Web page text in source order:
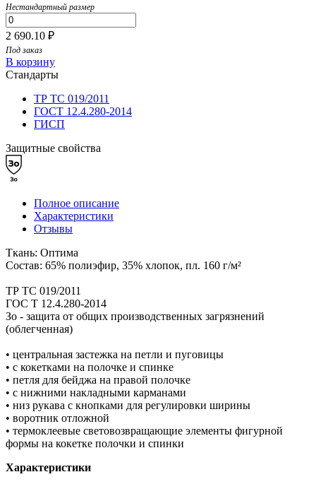
Нестандартный размер
2 690.10 ₽
Под заказ
В корзину
Стандарты
ТР ТС 019/2011
ГОСТ 12.4.280-2014
ГИСП
Защитные свойства
Полное описание
Характеристики
Отзывы
Ткань: Оптима
Состав: 65% полиэфир, 35% хлопок, пл. 160 г/м²
ТР ТС 019/2011
ГОС Т 12.4.280-2014
Зо - защита от общих производственных загрязнений
(облегченная)
• центральная застежка на петли и пуговицы
• с кокетками на полочке и спинке
• петля для бейджа на правой полочке
• с нижними накладными карманами
• низ рукава с кнопками для регулировки ширины
• воротник отложной
• термоклеевые световозвращающие элементы фигурной
формы на кокетке полочки и спинки
Характеристики